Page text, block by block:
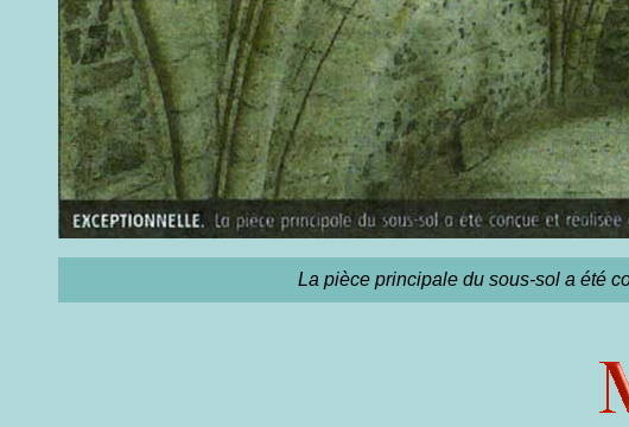
La pièce principale du sous-sol a été